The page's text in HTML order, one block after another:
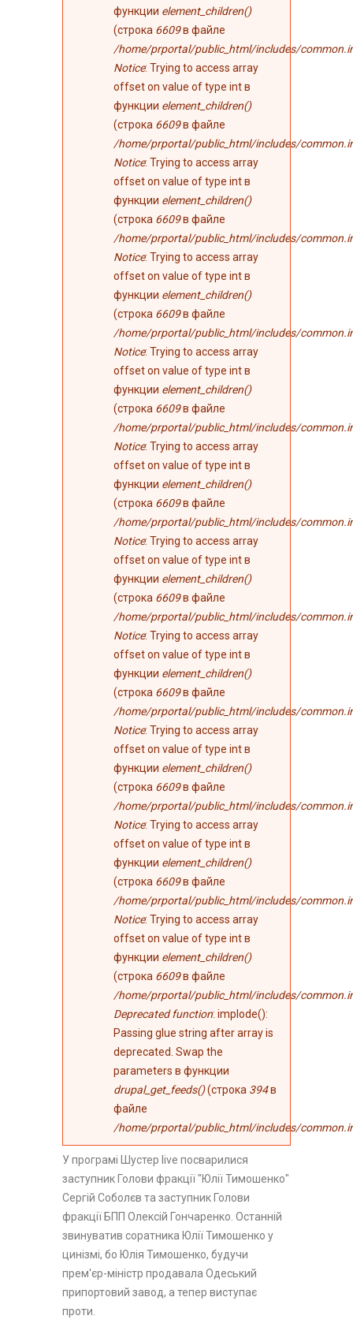
функции element_children()
(строка 6609в файле
/home/prportal/public_html/includes/
Notice: Trying to access array
offset on value of type int в
функции element_children()
(строка 6609в файле
/home/prportal/public_html/includes/
Notice: Trying to access array
offset on value of type int в
функции element_children()
(строка 6609в файле
/home/prportal/public_html/includes/
Notice: Trying to access array
offset on value of type int в
функции element_children()
(строка 6609в файле
/home/prportal/public_html/includes/
Notice: Trying to access array
offset on value of type int в
функции element_children()
(строка 6609в файле
/home/prportal/public_html/includes/
Notice: Trying to access array
offset on value of type int в
функции element_children()
(строка 6609в файле
/home/prportal/public_html/includes/
Notice: Trying to access array
offset on value of type int в
функции element_children()
(строка 6609в файле
/home/prportal/public_html/includes/
Notice: Trying to access array
offset on value of type int в
функции element_children()
(строка 6609в файле
/home/prportal/public_html/includes/
Notice: Trying to access array
offset on value of type int в
функции element_children()
(строка 6609в файле
/home/prportal/public_html/includes/
Notice: Trying to access array
offset on value of type int в
функции element_children()
(строка 6609в файле
/home/prportal/public_html/includes/
Notice: Trying to access array
offset on value of type int в
функции element_children()
(строка 6609в файле
/home/prportal/public_html/includes/
Deprecated function: implode():
Passing glue string after array is
deprecated. Swap the
parameters в функции
drupal_get_feeds()(строка 394в
файле
/home/prportal/public_html/includes/
У програмі Шустер live посварилися
заступник Голови фракції "Юлії Тимошенко"
Сергій Соболєв та заступник Голови
фракції БПП Олексій Гончаренко. Останній
звинуватив соратника Юлії Тимошенко у
цинізмі, бо Юлія Тимошенко, будучи
прем'єр-міністр продавала Одеський
припортовий завод, а тепер виступає
проти.